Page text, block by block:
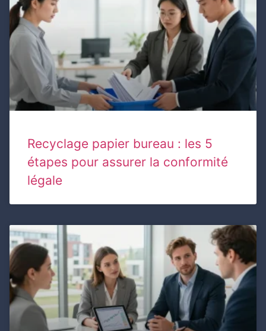
Recyclage papier bureau : les 5
étapes pour assurer la conformité
légale